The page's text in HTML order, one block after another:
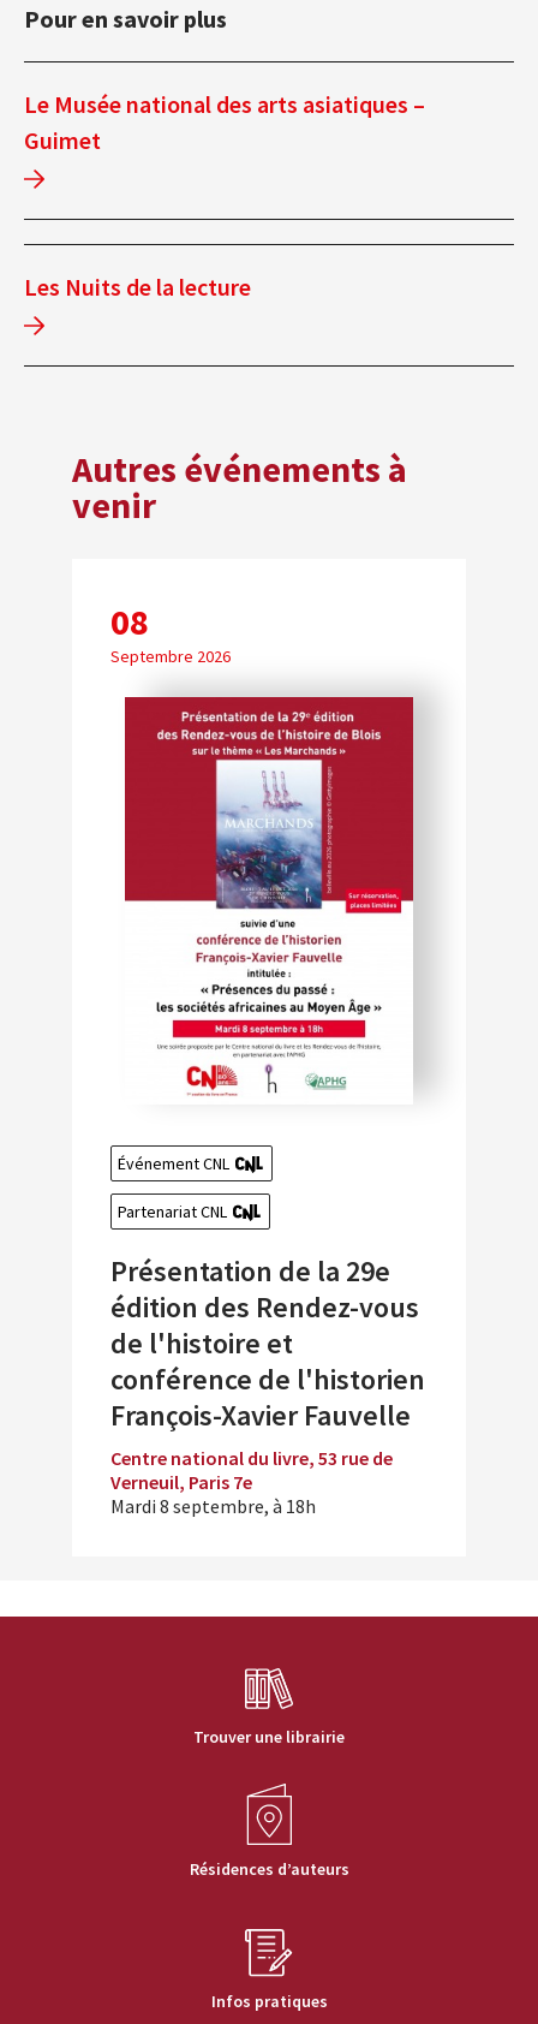
Pour en savoir plus
Le Musée national des arts asiatiques –
Guimet
Les Nuits de la lecture
Autres événements à
venir
08
Septembre 2026
Événement CNL
Partenariat CNL
Présentation de la 29e
édition des Rendez-vous
de l'histoire et
conférence de l'historien
François-Xavier Fauvelle
Centre national du livre, 53 rue de
Verneuil, Paris 7e
Mardi 8 septembre, à 18h
Trouver une librairie
Résidences d’auteurs
Infos pratiques